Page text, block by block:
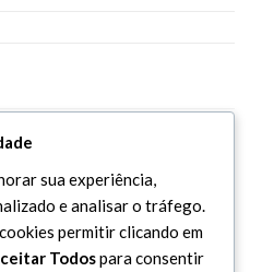
sua experiência,
e analisar o tráfego.
permitir clicando em
Todospara consentir